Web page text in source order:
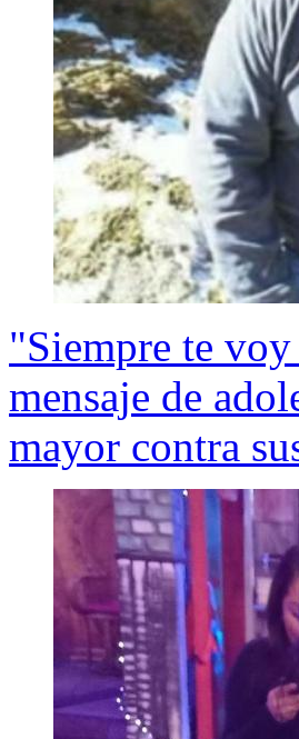
"Siempre te
mensaje de
mayor contra